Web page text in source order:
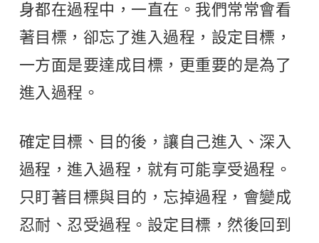
身都在過程中，一直在。我們常常會看
著目標，卻忘了進入過程，設定目標，
一方面是要達成目標，更重要的是為了
進入過程。
確定目標、目的後，讓自己進入、深入
過程，進入過程，就有可能享受過程。
只盯著目標與目的，忘掉過程，會變成
忍耐、忍受過程。設定目標，然後回到